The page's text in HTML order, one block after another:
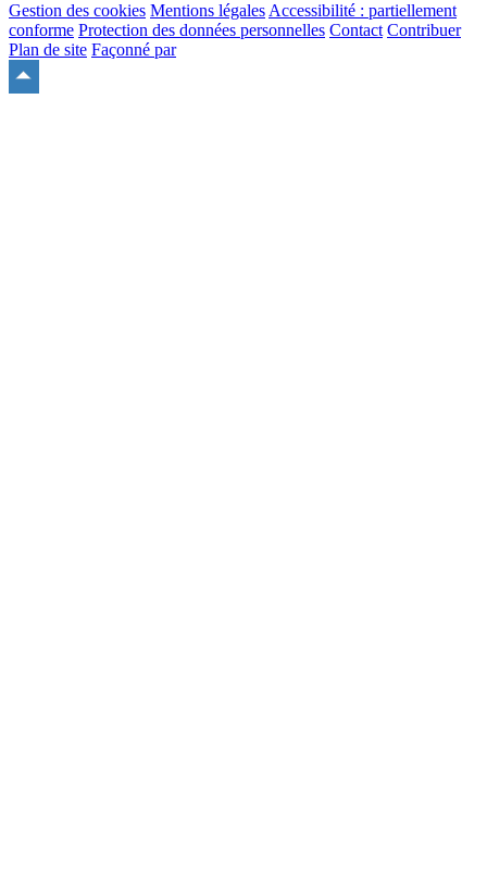
Gestion des cookies Mentions légales Accessibilité : partiellement
conforme Protection des données personnelles Contact Contribuer
Plan de site Façonné par